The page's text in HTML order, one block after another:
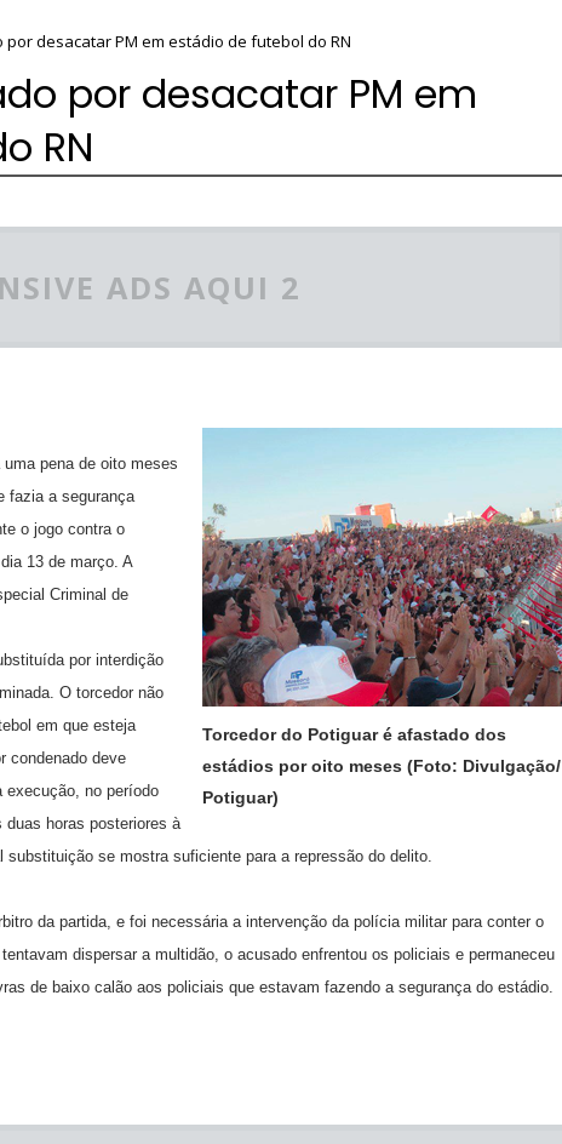
desacatar PM em estádio de futebol do RN
por desacatar PM em
RN
ADS AQUI 2
Torcedor do Potiguar é afastado dos
estádios por oito meses (Foto: Divulgação/
Potiguar)
pena de oito meses
fazia a segurança
o jogo contra o
13 de março. A
Criminal de
por interdição
O torcedor não
em que esteja
condenado deve
execução, no período
duas horas posteriores à
se mostra suficiente para a repressão do delito.
da partida, e foi necessária a intervenção da polícia militar para conter o
dispersar a multidão, o acusado enfrentou os policiais e permaneceu
de baixo calão aos policiais que estavam fazendo a segurança do estádio.